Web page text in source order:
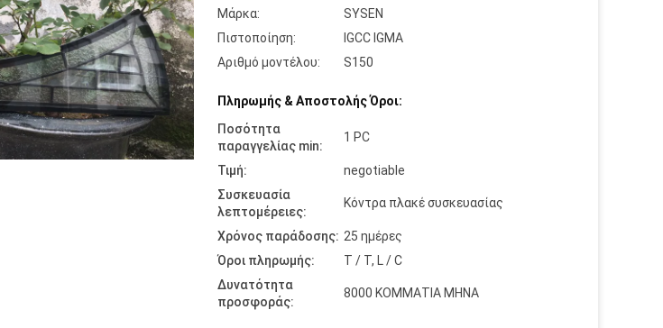
Μάρκα:
SYSEN
Πιστοποίηση:
IGCC IGMA
Αριθμό μοντέλου:
S150
Πληρωμής & Αποστολής Όροι:
Ποσότητα
παραγγελίας min:
1 PC
Τιμή:
negotiable
Συσκευασία
λεπτομέρειες:
Κόντρα πλακέ συσκευασίας
Χρόνος παράδοσης: 25 ημέρες
Όροι πληρωμής:
T / T, L / C
Δυνατότητα
προσφοράς:
8000 ΚΟΜΜΑΤΙΑ ΜΗΝΑ